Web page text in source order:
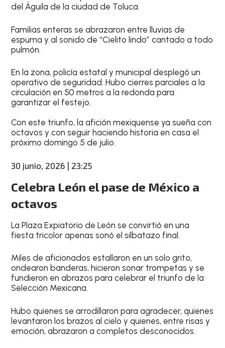
del Águila de la ciudad de Toluca.
Familias enteras se abrazaron entre lluvias de
espuma y al sonido de “Cielito lindo” cantado a todo
pulmón.
En la zona, policía estatal y municipal desplegó un
operativo de seguridad. Hubo cierres parciales a la
circulación en 50 metros a la redonda para
garantizar el festejo.
Con este triunfo, la afición mexiquense ya sueña con
octavos y con seguir haciendo historia en casa el
próximo domingo 5 de julio.
30 junio, 2026 | 23:25
Celebra León el pase de México a
octavos
La Plaza Expiatorio de León se convirtió en una
fiesta tricolor apenas sonó el silbatazo final.
Miles de aficionados estallaron en un solo grito,
ondearon banderas, hicieron sonar trompetas y se
fundieron en abrazos para celebrar el triunfo de la
Selección Mexicana.
Hubo quienes se arrodillaron para agradecer, quienes
levantaron los brazos al cielo y quienes, entre risas y
emoción, abrazaron a completos desconocidos.